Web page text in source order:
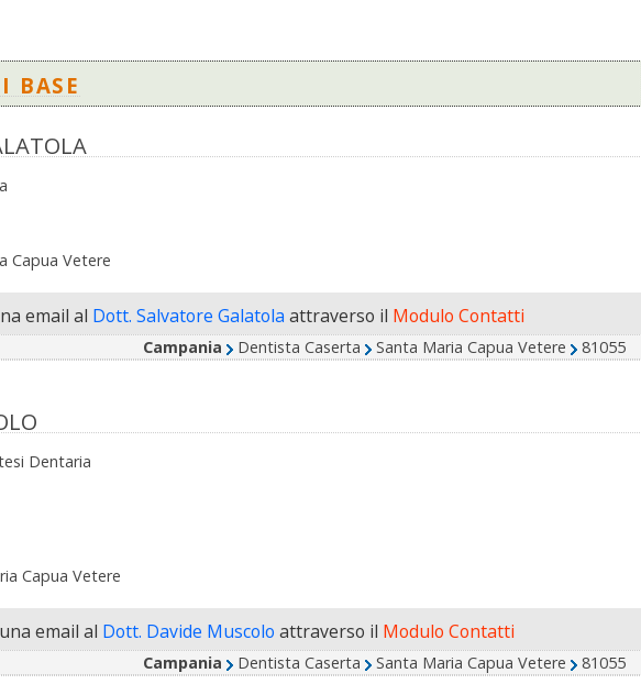
BASE
Capua Vetere
email al Dott. Salvatore Galatola attraverso il Modulo Contatti
Campania Dentista Caserta Santa Maria Capua Vetere 81055
Dentaria
Capua Vetere
email al Dott. Davide Muscolo attraverso il Modulo Contatti
Campania Dentista Caserta Santa Maria Capua Vetere 81055